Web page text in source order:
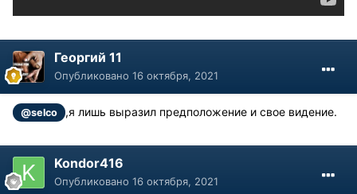
Георгий 11
Опубликовано 16 октября, 2021
@selco ,я лишь выразил предположение и свое видение.
Kondor416
Опубликовано 16 октября, 2021